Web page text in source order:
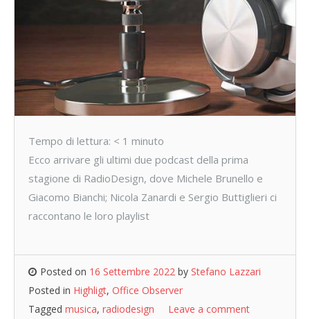
Tempo di lettura: < 1 minuto
Ecco arrivare gli ultimi due podcast della prima
stagione di RadioDesign, dove Michele Brunello e
Giacomo Bianchi; Nicola Zanardi e Sergio Buttiglieri ci
raccontano le loro playlist
Posted on 16 Settembre 2022 by Stefano Lazzari
Posted in Highligt, Office Observer
Tagged musica, radiodesign Leave a comment